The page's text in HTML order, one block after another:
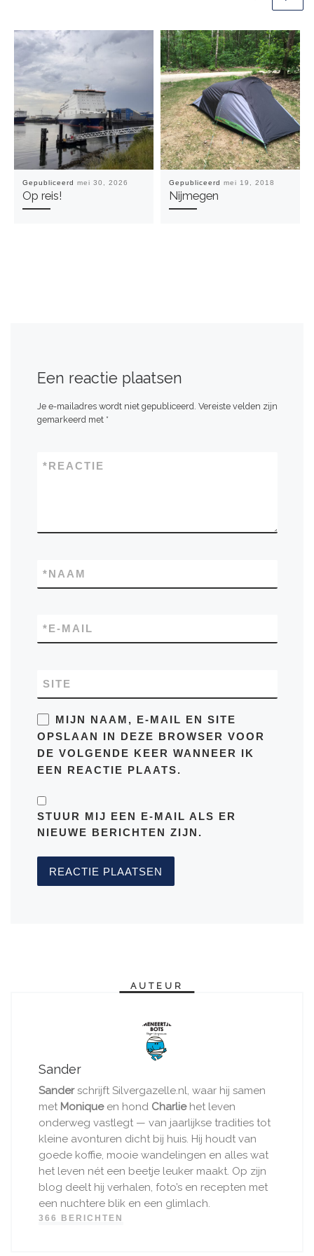
Gepubliceerd mei 30, 2026
Op reis!
Gepubliceerd mei 19, 2018
Nijmegen
Een reactie plaatsen
Je e-mailadres wordt niet gepubliceerd. Vereiste velden zijn
gemarkeerd met *
REACTIE
*
NAAM
*
E-MAIL
*
SITE
MIJN NAAM, E-MAIL EN SITE
OPSLAAN IN DEZE BROWSER VOOR
DE VOLGENDE KEER WANNEER IK
EEN REACTIE PLAATS.
STUUR MIJ EEN E-MAIL ALS ER
NIEUWE BERICHTEN ZIJN.
AUTEUR
Sander
Sanderschrijft Silvergazelle.nl, waar hij samen
met Moniqueen hond Charliehet leven
onderweg vastlegt — van jaarlijkse tradities tot
kleine avonturen dicht bij huis. Hij houdt van
goede koffie, mooie wandelingen en alles wat
het leven nét een beetje leuker maakt. Op zijn
blog deelt hij verhalen, foto’s en recepten met
een nuchtere blik en een glimlach.
366 BERICHTEN